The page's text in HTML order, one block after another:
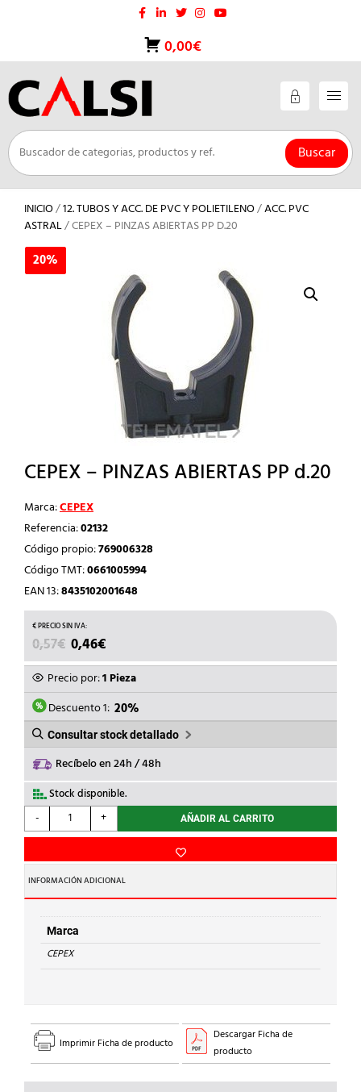
0,00€
Buscar
INICIO/12. TUBOS Y ACC. DE PVC Y POLIETILENO/ACC. PVC
ASTRAL/ CEPEX – PINZAS ABIERTAS PP D.20
20%
CEPEX – PINZAS ABIERTAS PP d.20
Marca:CEPEX
Referencia:02132
Código propio:769006328
Código TMT:0661005994
EAN 13:8435102001648
0,57€ EL
PRECIO
ORIGINAL
ERA:
0,57€.
0,46€
PRECIO
ACTUAL
ES:
0,46€.
Precio por:1 Pieza
Descuento 1: 20%
Consultar stock detallado
Recíbelo en 24h / 48h
Stock disponible.
-
CEPEX
-
ABIERTAS
PP
d.20
cantidad
+ AÑADIR AL CARRITO
INFORMACIÓN ADICIONAL
Marca
CEPEX
20%
Imprimir Ficha de producto
Descargar Ficha de
producto